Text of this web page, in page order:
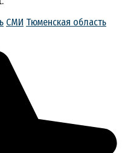
СМИ Тюменская область